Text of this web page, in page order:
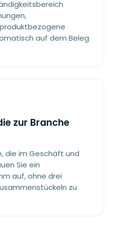
auf dem Beleg
zur Branche
die im Geschäft und
Sie ein
auf, ohne drei
zu